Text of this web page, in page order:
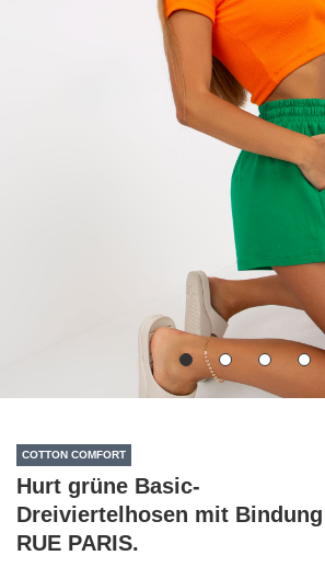
COTTON COMFORT
Hurt grüne Basic-
Dreiviertelhosen mit Bindung
RUE PARIS.